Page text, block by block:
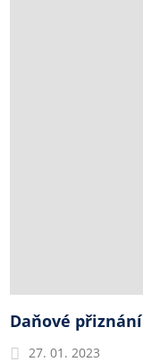
Daňové
27. 01. 2023